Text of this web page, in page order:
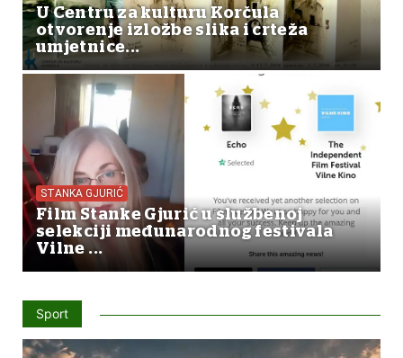
U Centru za kulturu Korčula
otvorenje izložbe slika i crteža
umjetnice...
STANKA GJURIĆ
Film Stanke Gjurić u službenoj
selekciji međunarodnog festivala
Vilne ...
Sport